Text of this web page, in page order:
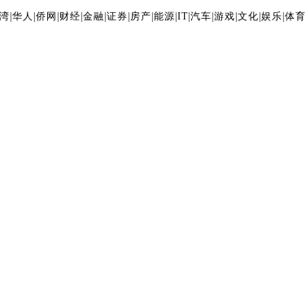
华人 侨网 财经 金融 证券 房产 能源 IT| 汽车 游戏 文化 娱乐 体育